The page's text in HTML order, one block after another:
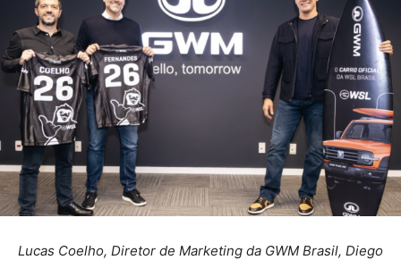
Lucas Coelho, Diretor de Marketing da GWM Brasil, Diego